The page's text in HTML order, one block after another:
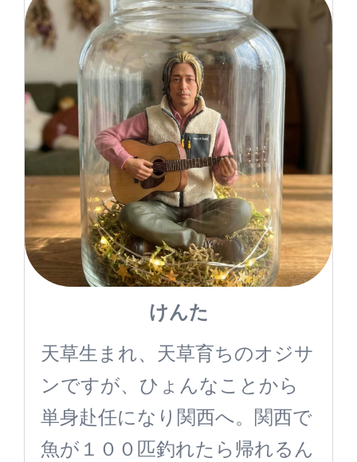
けんた
天草生まれ、天草育ちのオジサ
ンですが、ひょんなことから
単身赴任になり関西へ。関西で
魚が１００匹釣れたら帰れるん